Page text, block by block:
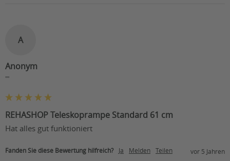
A
Anonym
""
REHASHOP Teleskoprampe Standard 61 cm
Hat alles gut funktioniert
Fanden Sie diese Bewertung hilfreich? Ja Melden Teilen vor 5 Jahren